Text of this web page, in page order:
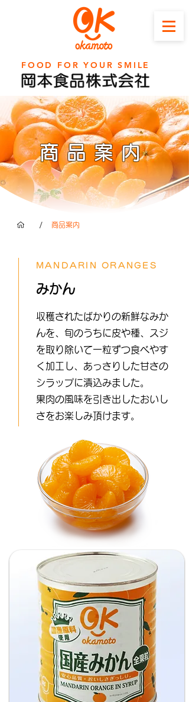
FOOD FOR YOUR SMILE
商品案内
/ 商品案内
MANDARIN ORANGES
みかん
収穫されたばかりの新鮮なみか
んを、旬のうちに皮や種、スジ
を取り除いて一粒ずつ食べやす
く加工し、あっさりした甘さの
シラップに漬込みました。
果肉の風味を引き出したおいし
さをお楽しみ頂けます。